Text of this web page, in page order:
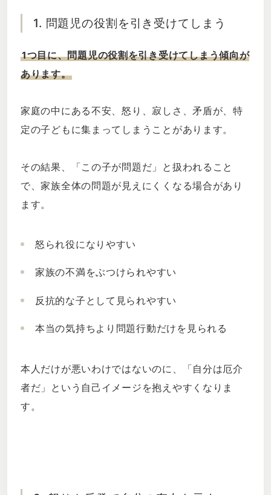
1. 問題児の役割を引き受けてしまう
1つ目に、問題児の役割を引き受けてしまう傾向が
あります。
家庭の中にある不安、怒り、寂しさ、矛盾が、特
定の子どもに集まってしまうことがあります。
その結果、「この子が問題だ」と扱われること
で、家族全体の問題が見えにくくなる場合があり
ます。
怒られ役になりやすい
家族の不満をぶつけられやすい
反抗的な子として見られやすい
本当の気持ちより問題行動だけを見られる
本人だけが悪いわけではないのに、「自分は厄介
者だ」という自己イメージを抱えやすくなりま
す。